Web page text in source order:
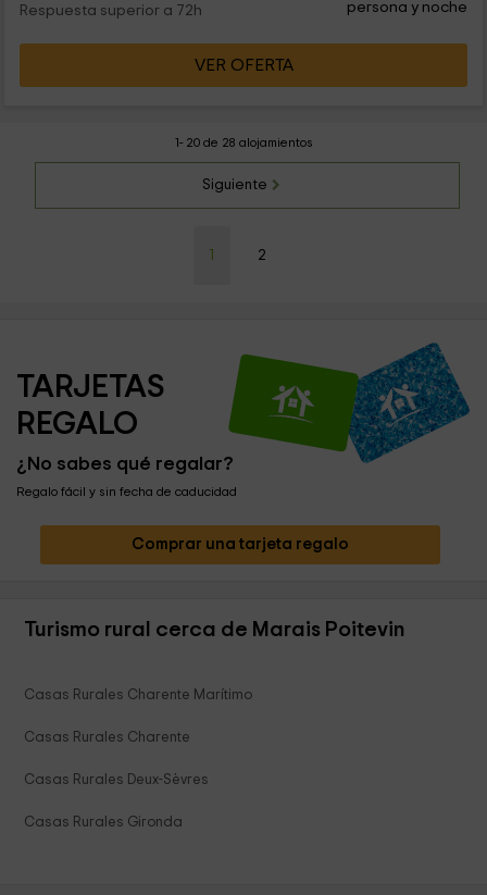
Respuesta superior a 72h
persona y noche
VER OFERTA
1- 20 de 28 alojamientos
Siguiente
2
TARJETAS
REGALO
¿No sabes qué regalar?
Regalo fácil y sin fecha de caducidad
Comprar una tarjeta regalo
Turismo rural cerca de Marais Poitevin
Casas Rurales Charente Marítimo
Casas Rurales Charente
Casas Rurales Deux-Sèvres
Casas Rurales Gironda